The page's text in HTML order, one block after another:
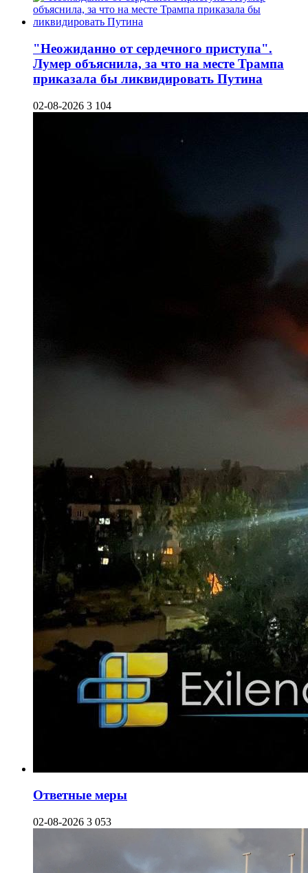
"Неожиданно от сердечного приступа".
Лумер объяснила, за что на месте Трампа
приказала бы ликвидировать Путина
02-08-2026 3 104
Ответные меры
02-08-2026 3 053